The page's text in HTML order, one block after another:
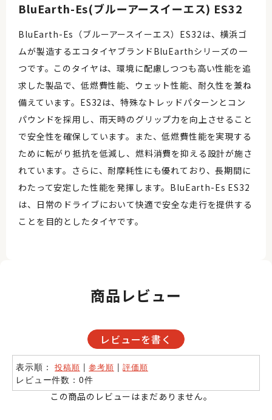
BluEarth-Es(ブルーアースイーエス) ES32
BluEarth-Es（ブルーアースイーエス）ES32は、横浜ゴ
ムが製造するエコタイヤブランドBluEarthシリーズの一
つです。このタイヤは、環境に配慮しつつも高い性能を追
求した製品で、低燃費性能、ウェット性能、耐久性を兼ね
備えています。ES32は、特殊なトレッドパターンとコン
パウンドを採用し、雨天時のグリップ力を向上させること
で安全性を確保しています。また、低燃費性能を実現する
ために転がり抵抗を低減し、燃料消費を抑える設計が施さ
れています。さらに、耐摩耗性にも優れており、長期間に
わたって安定した性能を発揮します。BluEarth-Es ES32
は、日常のドライブにおいて快適で安全な走行を提供する
ことを目的としたタイヤです。
商品レビュー
レビューを書く
表示順：投稿順 |参考順 |評価順
レビュー件数：0件
この商品のレビューはまだありません。